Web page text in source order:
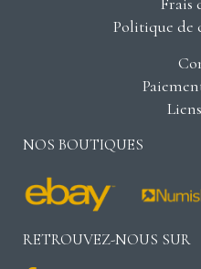
Politique de
NOS BOUTIQUES
RETROUVEZ-NOUS SUR